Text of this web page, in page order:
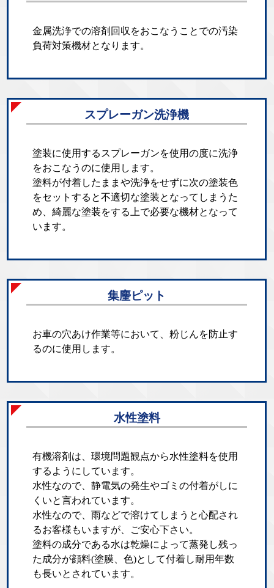
金属洗浄での溶剤回収をおこなうことでの汚染
負荷対策機材となります。
スプレーガン洗浄機
塗装に使用するスプレーガンを使用の度に洗浄
をおこなうのに使用します。
塗料が付着したままや洗浄をせずに次の塗装色
をセットすると不適切な塗装となってしまうた
め、綺麗な塗装をする上で必要な機材となって
います。
集麈ピット
お車の穴あけ作業等において、粉じんを防止す
るのに使用します。
水性塗料
有機溶剤は、環境問題観点から水性塗料を使用
するようにしています。
水性なので、静電気の発生やゴミの付着がしに
くいと言われています。
水性なので、雨などで溶けてしまうと心配され
るお客様もいますが、ご安心下さい。
塗料の成分である水は乾燥によって蒸発し残っ
た成分が顔料(塗膜、色)として付着し耐用年数
も長いとされています。